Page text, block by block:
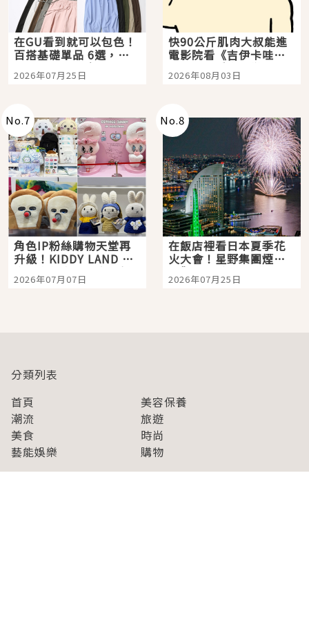
在GU看到就可以包色！
百搭基礎單品 6選，閉
眼全收也不心疼
2026年07月25日
快90公斤肌肉大叔能進
電影院看《吉伊卡哇》
嗎？日本重金屬樂團
「打首」會長與nagano
2026年08月03日
No.7
角色IP粉絲購物天堂再
升級！KIDDY LAND 原
宿店吉伊卡哇迎客，新
開幕 OMOKADO 店3分
2026年07月07日
No.8
在飯店裡看日本夏季花
火大會！星野集團煙火
景觀飯店6選，讓你不用
人擠人悠閒欣賞
2026年07月25日
分類列表
首頁
美容保養
潮流
旅遊
美食
時尚
藝能娛樂
購物